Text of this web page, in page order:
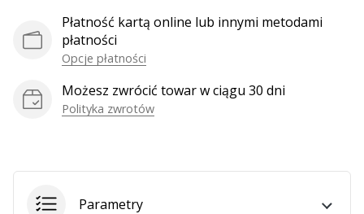
Ambasador
Marki.
Pokaż
Płatność kartą online lub innymi metodami
płatności
Opcje płatności
Możesz zwrócić towar w ciągu 30 dni
Polityka zwrotów
Parametry